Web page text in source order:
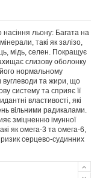
льону: Багата на
такі як залізо,
мідь, селен. Покращує
слизову оболонку
нормальному
та жири, що
систему та сприяє її
властивості, які
вільними радикалами.
зміцненню імунної
як омега-3 та омега-6,
серцево-судинних